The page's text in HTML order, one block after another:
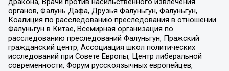
органов, Фалунь Дафа, Друзья Фалуньгун, Фалуньгун,
Коалиция по расследованию преследования в отношении
Фалуньгун в Китае, Всемирная организация по
расследованию преследований Фалуньгун, Пражский
гражданский центр, Ассоциация школ политических
исследований при Совете Европы, Центр либеральной
современности, Форум русскоязычных европейцев,